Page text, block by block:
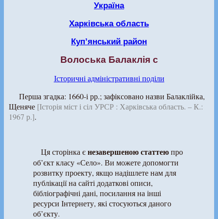
Україна
Харківська область
Куп’янський район
Волоська Балаклія с
Історичні адміністративні поділи
Перша згадка: 1660-і рр.; зафіксовано назви Балаклійка,
Щеняче [Історія міст і сіл УРСР : Харківська область. – К.:
1967 р.].
Ця сторінка єнезавершеною статтеюпро
об’єкт класу «Село». Ви можете допомогти
розвитку проекту, якщо надішлете нам для
публікації на сайті додаткові описи,
бібліографічні дані, посилання на інші
ресурси Інтернету, які стосуються даного
об’єкту.